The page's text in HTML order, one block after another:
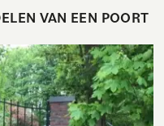
VAN EEN POORT